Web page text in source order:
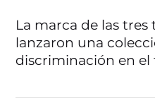
La marca de las tres
lanzaron una
discriminación en el